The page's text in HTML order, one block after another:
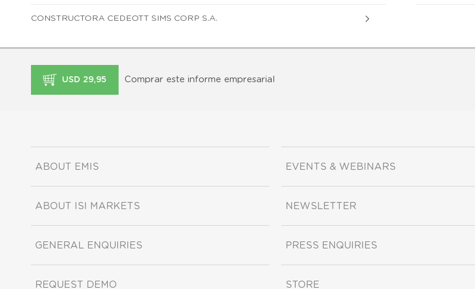
CONSTRUCTORA CEDEOTT SIMS CORP S.A.
USD 29,95 Comprar este informe empresarial
ABOUT EMIS
ABOUT ISI MARKETS
GENERAL ENQUIRIES
REQUEST DEMO
EVENTS & WEBINARS
NEWSLETTER
PRESS ENQUIRIES
STORE